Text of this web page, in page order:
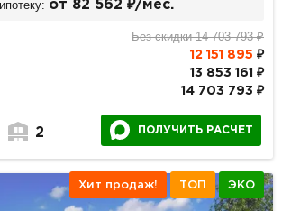
от 82 562 ₽/мес.
Без скидки 14 703 793 ₽
12 151 895 ₽
13 853 161 ₽
14 703 793 ₽
2 ПОЛУЧИТЬ РАСЧЕТ
Хит продаж! ТОП ЭКО